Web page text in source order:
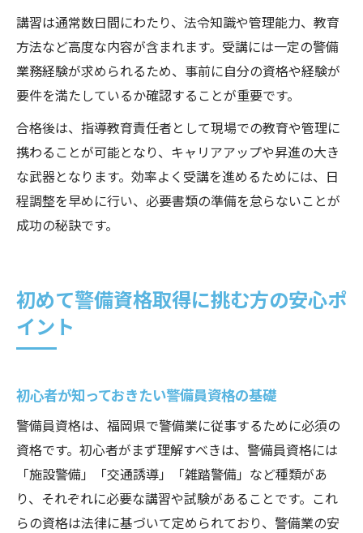
講習は通常数日間にわたり、法令知識や管理能力、教育
方法など高度な内容が含まれます。受講には一定の警備
業務経験が求められるため、事前に自分の資格や経験が
要件を満たしているか確認することが重要です。
合格後は、指導教育責任者として現場での教育や管理に
携わることが可能となり、キャリアアップや昇進の大き
な武器となります。効率よく受講を進めるためには、日
程調整を早めに行い、必要書類の準備を怠らないことが
成功の秘訣です。
初めて警備資格取得に挑む方の安心ポ
イント
初心者が知っておきたい警備員資格の基礎
警備員資格は、福岡県で警備業に従事するために必須の
資格です。初心者がまず理解すべきは、警備員資格には
「施設警備」「交通誘導」「雑踏警備」など種類があ
り、それぞれに必要な講習や試験があることです。これ
らの資格は法律に基づいて定められており、警備業の安